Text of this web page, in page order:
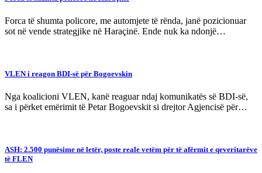
Forca të shumta policore, me automjete të rënda, janë pozicionuar
sot në vende strategjike në Haraçinë. Ende nuk ka ndonjë…
VLEN i reagon BDI-së për Bogoevskin
Nga koalicioni VLEN, kanë reaguar ndaj komunikatës së BDI-së,
sa i përket emërimit të Petar Bogoevskit si drejtor Agjencisë për…
ASH: 2.500 punësime në letër, poste reale vetëm për të afërmit e qeveritarëve
të FLEN